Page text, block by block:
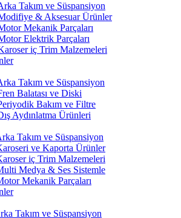
Takım ve Süspansiyon
& Aksesuar Ürünler
Mekanik Parçaları
Elektrik Parçaları
iç Trim Malzemeleri
Takım ve Süspansiyon
Balatası ve Diski
Bakım ve Filtre
Aydınlatma Ürünleri
Takım ve Süspansiyon
ve Kaporta Ürünler
iç Trim Malzemeleri
Medya & Ses Sistemle
Mekanik Parçaları
Takım ve Süspansiyon